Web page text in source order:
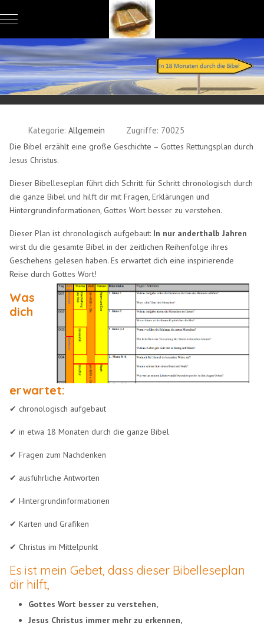
Mobile Menu Toggle
Kategorie:Allgemein Zugriffe: 70025
Die Bibel erzählt eine große Geschichte – Gottes Rettungsplan durch
Jesus Christus.
Dieser Bibelleseplan führt dich Schritt für Schritt chronologisch durch
die ganze Bibel und hilft dir mit Fragen, Erklärungen und
Hintergrundinformationen, Gottes Wort besser zu verstehen.
Dieser Plan ist chronologisch aufgebaut: In nur anderthalb Jahren
wirst du die gesamte Bibel in der zeitlichen Reihenfolge ihres
Geschehens gelesen haben. Es erwartet dich eine inspirierende
Reise durch Gottes Wort!
Was
dich
erwartet:
✔ chronologisch aufgebaut
✔ in etwa 18 Monaten durch die ganze Bibel
✔ Fragen zum Nachdenken
✔ ausführliche Antworten
✔ Hintergrundinformationen
✔ Karten und Grafiken
✔ Christus im Mittelpunkt
Es ist mein Gebet, dass dieser Bibelleseplan
dir hilft,
Gottes Wort besser zu verstehen,
Jesus Christus immer mehr zu erkennen,